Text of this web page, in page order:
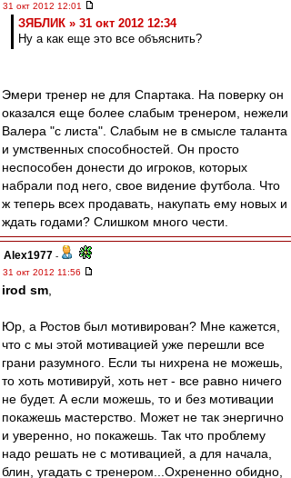
31 окт 2012 12:01
ЗЯБЛИК » 31 окт 2012 12:34
Ну а как еще это все объяснить?
Эмери тренер не для Спартака. На поверку он
оказался еще более слабым тренером, нежели
Валера "с листа". Слабым не в смысле таланта
и умственных способностей. Он просто
неспособен донести до игроков, которых
набрали под него, свое видение футбола. Что
ж теперь всех продавать, накупать ему новых и
ждать годами? Слишком много чести.
Alex1977 -
31 окт 2012 11:56
irod sm
Юр, а Ростов был мотивирован? Мне кажется,
что с мы этой мотивацией уже перешли все
грани разумного. Если ты нихрена не можешь,
то хоть мотивируй, хоть нет - все равно ничего
не будет. А если можешь, то и без мотивации
покажешь мастерство. Может не так энергично
и уверенно, но покажешь. Так что проблему
надо решать не с мотивацией, а для начала,
блин, угадать с тренером...Охрененно обидно,